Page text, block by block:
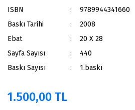
ISBN
9789944341660
Baskı Tarihi
2008
Ebat
20 X 28
Sayfa Sayısı
440
Baskı Sayısı
1.baskı
1.500,00 TL